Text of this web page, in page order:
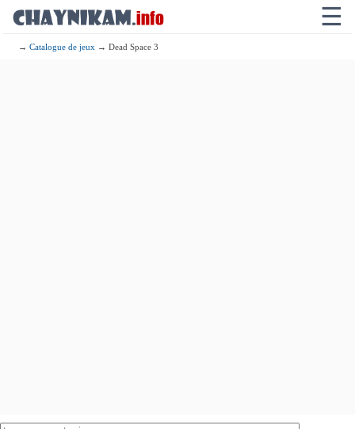
☰
→Catalogue de jeux → Dead Space 3